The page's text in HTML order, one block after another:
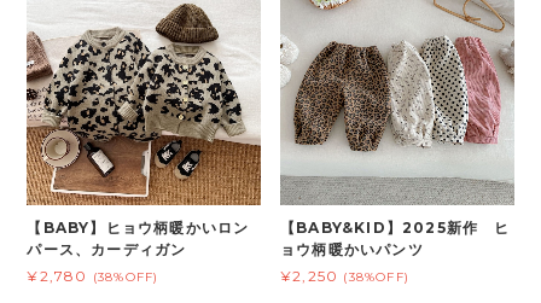
【BABY】ヒョウ柄暖かいロン
パース、カーディガン
¥2,780
(38%OFF)
【BABY&KID】2025新作 ヒ
ョウ柄暖かいパンツ
¥2,250 (38%OFF)